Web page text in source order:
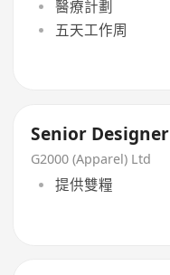
醫療計劃
五天工作周
Senior Designer
G2000 (Apparel) Ltd
提供雙糧